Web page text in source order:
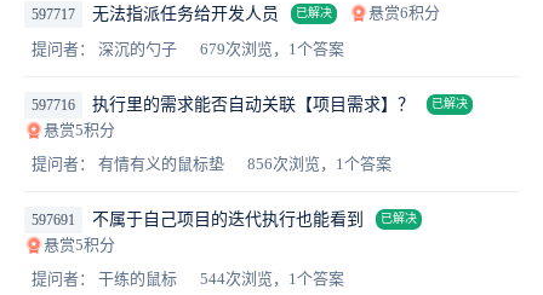
597717 无法指派任务给开发人员 已解决
悬赏6积分
提问者： 深沉的勺子
679次浏览，1个答案
597716 执行里的需求能否自动关联【项目需求】？ 已解决
悬赏5积分
提问者： 有情有义的鼠标垫
856次浏览，1个答案
597691 不属于自己项目的迭代执行也能看到 已解决
悬赏5积分
提问者： 干练的鼠标
544次浏览，1个答案